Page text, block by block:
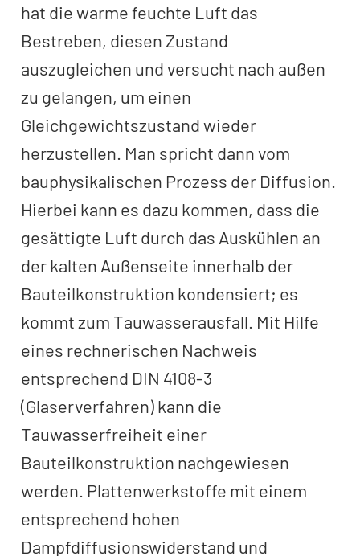
hat die warme feuchte Luft das
Bestreben, diesen Zustand
auszugleichen und versucht nach außen
zu gelangen, um einen
Gleichgewichtszustand wieder
herzustellen. Man spricht dann vom
bauphysikalischen Prozess der Diffusion.
Hierbei kann es dazu kommen, dass die
gesättigte Luft durch das Auskühlen an
der kalten Außenseite innerhalb der
Bauteilkonstruktion kondensiert; es
kommt zum Tauwasserausfall. Mit Hilfe
eines rechnerischen Nachweis
entsprechend DIN 4108-3
(Glaserverfahren) kann die
Tauwasserfreiheit einer
Bauteilkonstruktion nachgewiesen
werden. Plattenwerkstoffe mit einem
entsprechend hohen
Dampfdiffusionswiderstand und